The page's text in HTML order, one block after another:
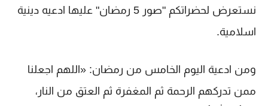
نستعرض لحضراتكم "صور 5 رمضان" عليها ادعيه دينية
اسلامية.
ومن ادعية اليوم الخامس من رمضان: «اللهم اجعلنا
ممن تدركهم الرحمة ثم المغفرة ثم العتق من النار،